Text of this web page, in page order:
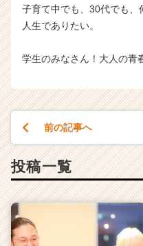
子育て中でも、30代でも、
人生でありたい。
学生のみなさん！大人の青
前の記事へ
投稿一覧